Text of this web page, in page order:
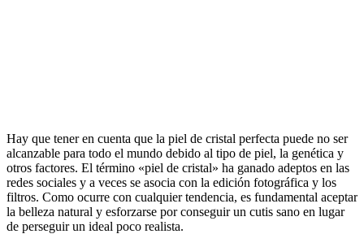
Hay que tener en cuenta que la piel de cristal perfecta puede no ser
alcanzable para todo el mundo debido al tipo de piel, la genética y
otros factores. El término «piel de cristal» ha ganado adeptos en las
redes sociales y a veces se asocia con la edición fotográfica y los
filtros. Como ocurre con cualquier tendencia, es fundamental aceptar
la belleza natural y esforzarse por conseguir un cutis sano en lugar
de perseguir un ideal poco realista.